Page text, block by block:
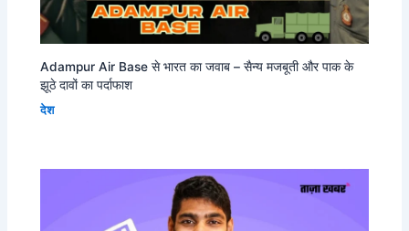
Adampur Air Base से भारत का जवाब – सैन्य मजबूती और पाक के
झूठे दावों का पर्दाफाश
देश